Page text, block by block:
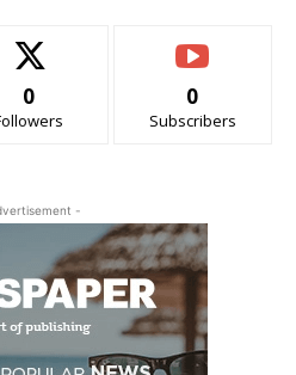
0 0
Subscribers
-